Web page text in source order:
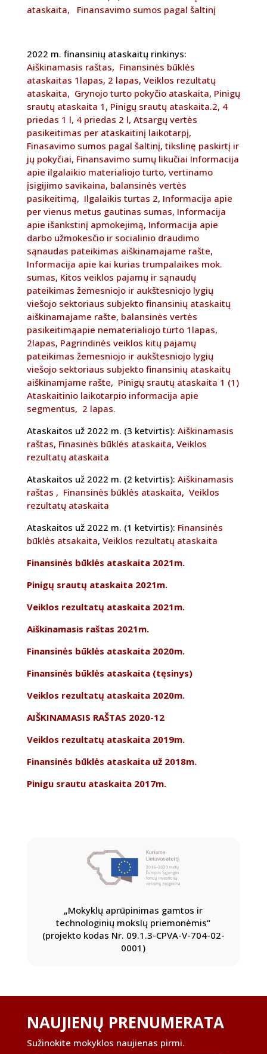
ataskaita,
Finansavimo sumos pagal šaltinį
2022 m. finansinių ataskaitų rinkinys:
Aiškinamasis raštas, Finansinės būklės
ataskaitas 1lapas, 2 lapas, Veiklos rezultatų
ataskaita, Grynojo turto pokyčio ataskaita, Pinigų
srautų ataskaita 1, Pinigų srautų ataskaita.2, 4
priedas 1 l, 4 priedas 2 l, Atsargų vertės
pasikeitimas per ataskaitinį laikotarpį,
Finasavimo sumos pagal šaltinį, tikslinę paskirtį ir
jų pokyčiai, Finansavimo sumų likučiai Informacija
apie ilgalaikio materialiojo turto, vertinamo
įsigijimo savikaina, balansinės vertės
pasikeitimą, Ilgalaikis turtas 2, Informacija apie
per vienus metus gautinas sumas, Informacija
apie išankstinį apmokejimą, Informacija apie
darbo užmokesčio ir socialinio draudimo
sąnaudas pateikimas aiškinamajame rašte,
Informacija apie kai kurias trumpalaikes mok.
sumas, Kitos veiklos pajamų ir sąnaudų
pateikimas žemesniojo ir aukštesniojo lygių
viešojo sektoriaus subjekto finansinių ataskaitų
aiškinamajame rašte, balansinės vertės
pasikeitimąapie nematerialiojo turto 1lapas,
2lapas, Pagrindinės veiklos kitų pajamų
pateikimas žemesniojo ir aukštesniojo lygių
viešojo sektoriaus subjekto finansinių ataskaitų
aiškinamjame rašte, Pinigų srautų ataskaita 1 (1)
Ataskaitinio laikotarpio informacija apie
segmentus, 2 lapas.
Ataskaitos už 2022 m. (3 ketvirtis): Aiškinamasis
raštas, Finasinės būklės ataskaita, Veiklos
rezultatų ataskaita
Ataskaitos už 2022 m. (2 ketvirtis): Aiškinamasis
raštas , Finansinės būklės ataskaita, Veiklos
rezultatų ataskaita
Ataskaitos už 2022 m. (1 ketvirtis): Finansinės
būklės atsakaita, Veiklos rezultatų ataskaita
Finansinės būklės ataskaita 2021m.
Pinigų srautų ataskaita 2021m.
Veiklos rezultatų ataskaita 2021m.
Aiškinamasis raštas 2021m.
Finansinės būklės ataskaita 2020m.
Finansinės būklės ataskaita (tęsinys)
Veiklos rezultatų ataskaita 2020m.
AIŠKINAMASIS RAŠTAS 2020-12
Veiklos rezultatų ataskaita 2019m.
Finansinės būklės ataskaita už 2018m.
Pinigu srautu ataskaita 2017m.
„Mokyklų aprūpinimas gamtos ir
technologinių mokslų priemonėmis“
(projekto kodas Nr. 09.1.3-CPVA-V-704-02-
0001)
NAUJIENŲ PRENUMERATA
Sužinokite mokyklos naujienas pirmi.